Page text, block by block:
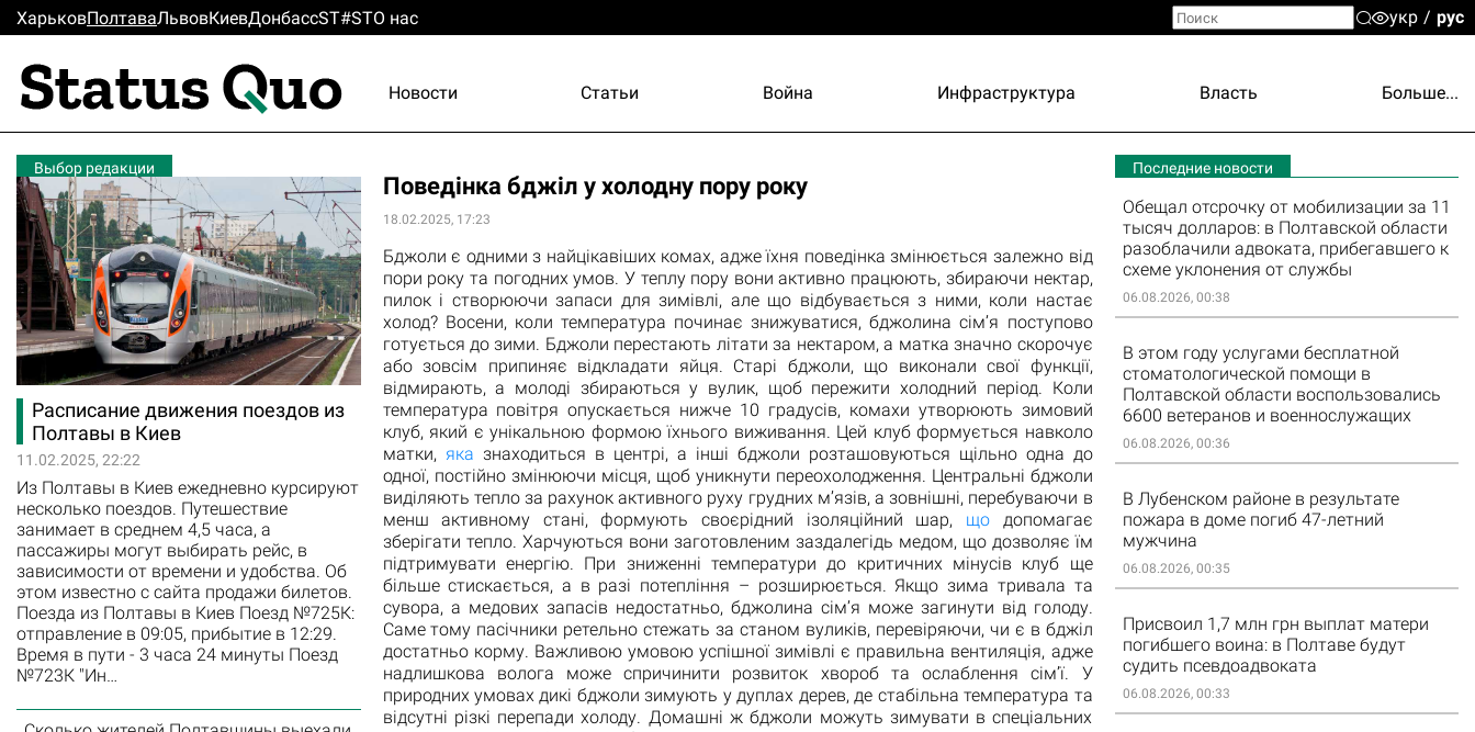
ХарьковПолтаваЛьвовКиевДонбассST#STО нас укр рус
Новости Статьи Война Инфраструктура Власть Больше...
Выбор редакции
Расписание движения поездов из
Полтавы в Киев
11.02.2025, 22:22
Из Полтавы в Киев ежедневно курсируют
несколько поездов. Путешествие
занимает в среднем 4,5 часа, а
пассажиры могут выбирать рейс, в
зависимости от времени и удобства. Об
этом известно с сайта продажи билетов.
Поезда из Полтавы в Киев Поезд №725К:
отправление в 09:05, прибытие в 12:29.
Время в пути - 3 часа 24 минуты Поезд
№723К "Ин…
Поведінка бджіл у холодну пору року
18.02.2025, 17:23
Бджоли є одними з найцікавіших комах, адже їхня поведінка змінюється залежно від
пори року та погодних умов. У теплу пору вони активно працюють, збираючи нектар,
пилок і створюючи запаси для зимівлі, але що відбувається з ними, коли настає
холод? Восени, коли температура починає знижуватися, бджолина сім’я поступово
готується до зими. Бджоли перестають літати за нектаром, а матка значно скорочує
або зовсім припиняє відкладати яйця. Старі бджоли, що виконали свої функції,
відмирають, а молоді збираються у вулик, щоб пережити холодний період. Коли
температура повітря опускається нижче 10 градусів, комахи утворюють зимовий
клуб, який є унікальною формою їхнього виживання. Цей клуб формується навколо
матки, яка знаходиться в центрі, а інші бджоли розташовуються щільно одна до
одної, постійно змінюючи місця, щоб уникнути переохолодження. Центральні бджоли
виділяють тепло за рахунок активного руху грудних м’язів, а зовнішні, перебуваючи в
менш активному стані, формують своєрідний ізоляційний шар, щодопомагає
зберігати тепло. Харчуються вони заготовленим заздалегідь медом, що дозволяє їм
підтримувати енергію. При зниженні температури до критичних мінусів клуб ще
більше стискається, а в разі потепління – розширюється. Якщо зима тривала та
сувора, а медових запасів недостатньо, бджолина сім’я може загинути від голоду.
Саме тому пасічники ретельно стежать за станом вуликів, перевіряючи, чи є в бджіл
достатньо корму. Важливою умовою успішної зимівлі є правильна вентиляція, адже
надлишкова волога може спричинити розвиток хвороб та ослаблення сім’ї. У
природних умовах дикі бджоли зимують у дуплах дерев, де стабільна температура та
відсутні різкі перепади холоду. Домашні ж бджоли можуть зимувати в спеціальних
Последние новости
Обещал отсрочку от мобилизации за 11
тысяч долларов: в Полтавской области
разоблачили адвоката, прибегавшего к
схеме уклонения от службы
06.08.2026, 00:38
В этом году услугами бесплатной
стоматологической помощи в
Полтавской области воспользовались
6600 ветеранов и военнослужащих
06.08.2026, 00:36
В Лубенском районе в результате
пожара в доме погиб 47-летний
мужчина
06.08.2026, 00:35
Присвоил 1,7 млн грн выплат матери
погибшего воина: в Полтаве будут
судить псевдоадвоката
06.08.2026, 00:33